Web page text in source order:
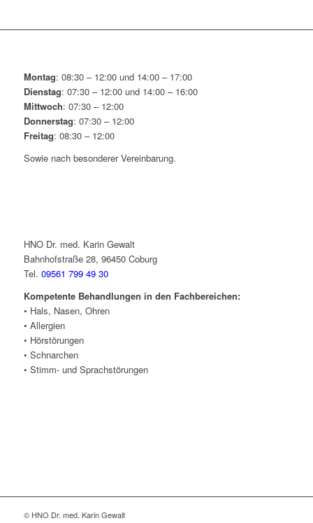
Montag: 08:30 – 12:00 und 14:00 – 17:00
Dienstag: 07:30 – 12:00 und 14:00 – 16:00
Mittwoch: 07:30 – 12:00
Donnerstag: 07:30 – 12:00
Freitag: 08:30 – 12:00
Sowie nach besonderer Vereinbarung.
HNO Dr. med. Karin Gewalt
Bahnhofstraße 28, 96450 Coburg
Tel. 09561 799 49 30
Kompetente Behandlungen in den Fachbereichen:
• Hals, Nasen, Ohren
• Allergien
• Hörstörungen
• Schnarchen
• Stimm- und Sprachstörungen
© HNO Dr. med. Karin Gewalt